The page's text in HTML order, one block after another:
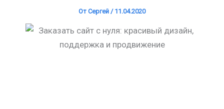
От Сергей / 11.04.2020